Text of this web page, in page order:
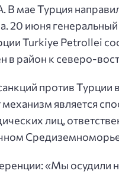
мае Турция
20 июня
Turkiye Petrollei
в район к северо-
против Турции
является
лиц,
«Мы осудили